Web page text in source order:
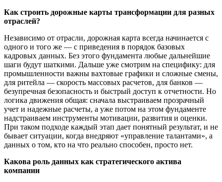
Как строить дорожные карты трансформации для разных
отраслей?
Независимо от отрасли, дорожная карта всегда начинается с
одного и того же — с приведения в порядок базовых
кадровых данных. Без этого фундамента любые дальнейшие
шаги будут шаткими. Дальше уже смотрим на специфику: для
промышленности важны вахтовые графики и сложные смены,
для ритейла — скорость массовых расчетов, для банков —
безупречная безопасность и быстрый доступ к отчетности. Но
логика движения общая: сначала выстраиваем прозрачный
учет и надежные расчеты, а уже потом на этом фундаменте
надстраиваем инструменты мотивации, развития и оценки.
При таком подходе каждый этап дает понятный результат, и не
бывает ситуации, когда внедряют «управление талантами», а
данных о том, кто на что реально способен, просто нет.
Какова роль данных как стратегического актива
компании